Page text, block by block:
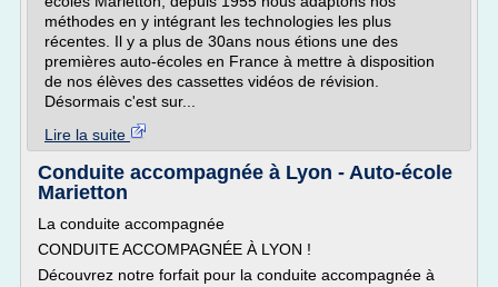
méthodes en y intégrant les technologies les plus
récentes. Il y a plus de 30ans nous étions une des
premières auto-écoles en France à mettre à disposition
de nos élèves des cassettes vidéos de révision.
Désormais c'est sur...
Lire la suite
Conduite accompagnée à Lyon - Auto-école
Marietton
La conduite accompagnée
CONDUITE ACCOMPAGNÉE À LYON !
Découvrez notre forfait pour la conduite accompagnée à